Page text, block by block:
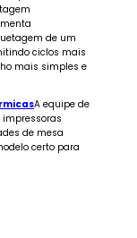
de um
ciclos mais
mais simples e
A equipe de
impressoras
de mesa
certo para